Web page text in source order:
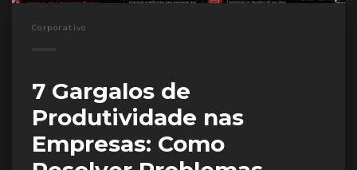
Corporativo
7 Gargalos de
Produtividade nas
Empresas: Como